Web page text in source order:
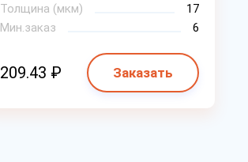
Толщина (мкм)
17
Мин.заказ
6
209.43 ₽ Заказать